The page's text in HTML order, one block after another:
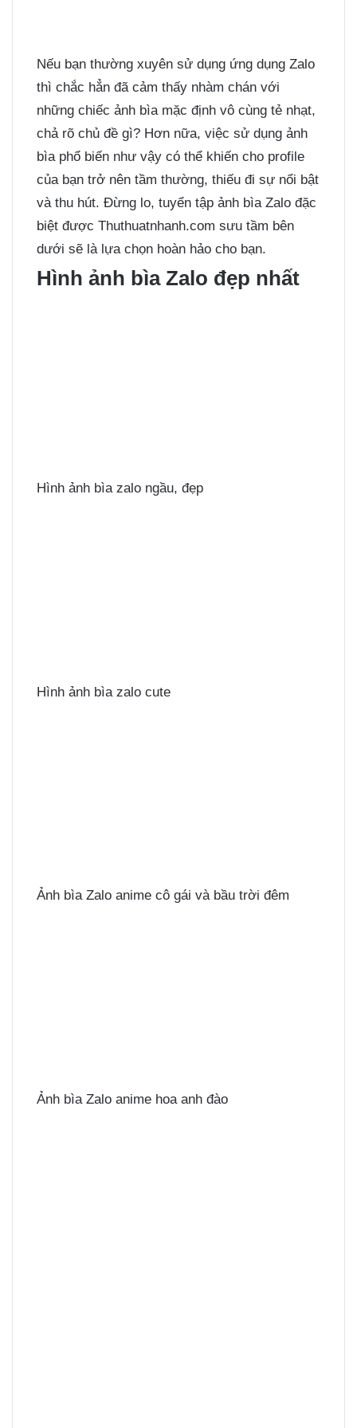
Nếu bạn thường xuyên sử dụng ứng dụng Zalo
thì chắc hẳn đã cảm thấy nhàm chán với
những chiếc ảnh bìa mặc định vô cùng tẻ nhạt,
chả rõ chủ đề gì? Hơn nữa, việc sử dụng ảnh
bìa phổ biến như vậy có thể khiến cho profile
của bạn trở nên tầm thường, thiếu đi sự nổi bật
và thu hút. Đừng lo, tuyển tập ảnh bìa Zalo đặc
biệt được Thuthuatnhanh.com sưu tầm bên
dưới sẽ là lựa chọn hoàn hảo cho bạn.
Hình ảnh bìa Zalo đẹp nhất
Hình ảnh bìa zalo ngầu, đẹp
Hình ảnh bìa zalo cute
Ảnh bìa Zalo anime cô gái và bầu trời đêm
Ảnh bìa Zalo anime hoa anh đào